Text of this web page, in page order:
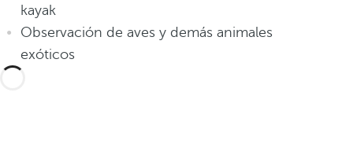
kayak
Observación de aves y demás animales
exóticos